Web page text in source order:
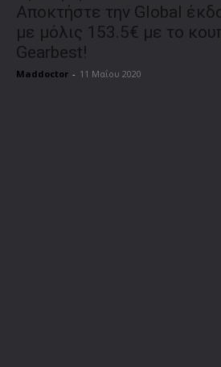
Αποκτήστε την Global
με μόλις 153.5€ με το
Gearbest!
Maddoctor - 11 Μαΐου 2020